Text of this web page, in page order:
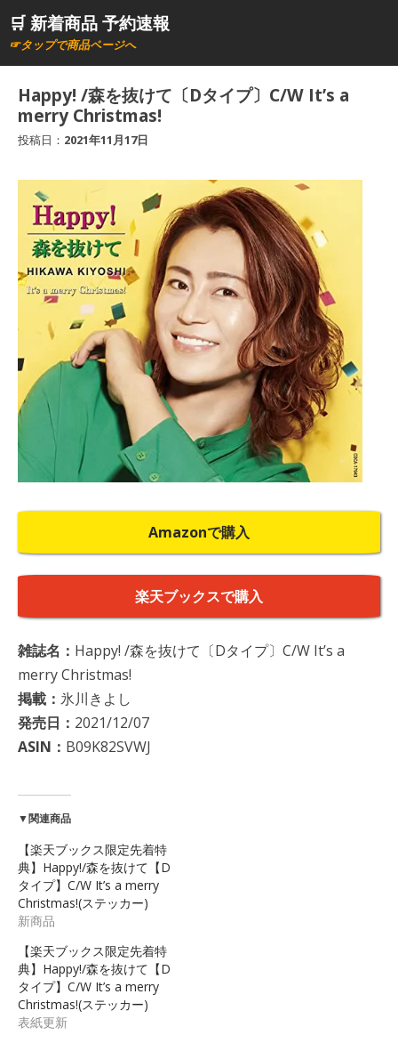
ン🛒 新着商品 予約速報
☞タップで商品ページへ
Happy! /森を抜けて〔Dタイプ〕C/W It’s a
merry Christmas!
投稿日： 2021年11月17日
Amazonで購入
楽天ブックスで購入
雑誌名： Happy! /森を抜けて〔Dタイプ〕C/W It’s a
merry Christmas!
掲載： 氷川きよし
発売日： 2021/12/07
ASIN： B09K82SVWJ
▼関連商品
【楽天ブックス限定先着特
典】Happy!/森を抜けて【D
タイプ】C/W It’s a merry
Christmas!(ステッカー)
新商品
【楽天ブックス限定先着特
典】Happy!/森を抜けて【D
タイプ】C/W It’s a merry
Christmas!(ステッカー)
表紙更新